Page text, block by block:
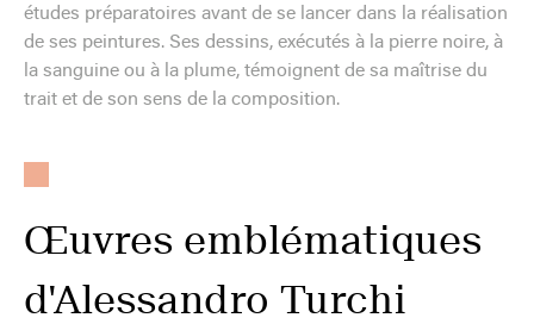
études préparatoires avant de se lancer dans la réalisation
de ses peintures. Ses dessins, exécutés à la pierre noire, à
la sanguine ou à la plume, témoignent de sa maîtrise du
trait et de son sens de la composition.
Œuvres emblématiques
d'Alessandro Turchi